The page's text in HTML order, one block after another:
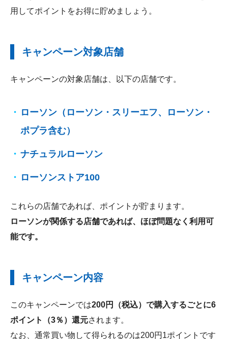
用してポイントをお得に貯めましょう。
キャンペーン対象店舗
キャンペーンの対象店舗は、以下の店舗です。
ローソン（ローソン・スリーエフ、ローソン・
ポプラ含む）
ナチュラルローソン
ローソンストア100
これらの店舗であれば、ポイントが貯まります。
ローソンが関係する店舗であれば、ほぼ問題なく利用可
能です。
キャンペーン内容
このキャンペーンでは200円（税込）で購入するごとに6
ポイント（3％）還元されます。
なお、通常買い物して得られるのは200円1ポイントです